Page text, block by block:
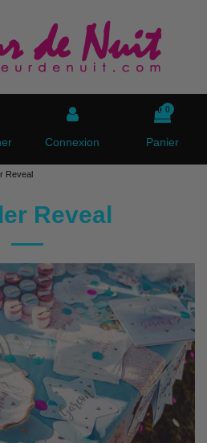
Connexion
0
Panier
Reveal
Reveal